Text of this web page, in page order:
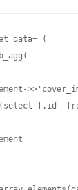
data= (
f.id